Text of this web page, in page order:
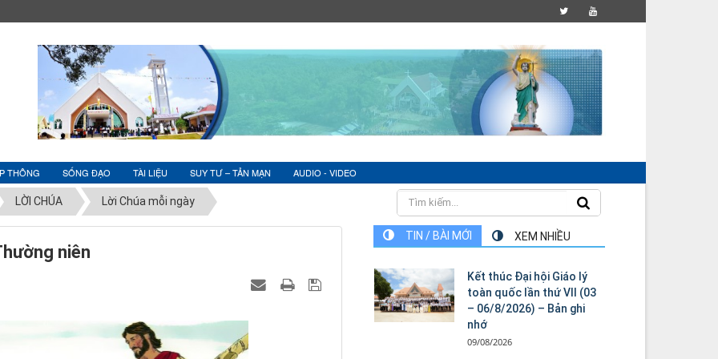
THÔNG SỐNG ĐẠO TÀI LIỆU SUY TƯ – TẢN MẠN AUDIO - VIDEO
LỜI CHÚA Lời Chúa mỗi ngày
niên
TIN / BÀI MỚI XEM NHIỀU
Kết thúc Đại hội Giáo lý
toàn quốc lần thứ VII (03
– 06/8/2026) – Bản ghi
nhớ
09/08/2026